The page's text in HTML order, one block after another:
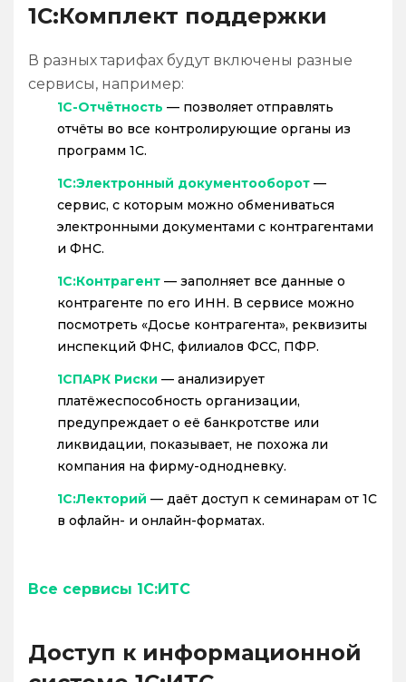
1С:Комплект поддержки
В разных тарифах будут включены разные
сервисы, например:
1С-Отчётность — позволяет отправлять
отчёты во все контролирующие органы из
программ 1С.
1С:Электронный документооборот —
сервис, с которым можно обмениваться
электронными документами с контрагентами
и ФНС.
1С:Контрагент — заполняет все данные о
контрагенте по его ИНН. В сервисе можно
посмотреть «Досье контрагента», реквизиты
инспекций ФНС, филиалов ФСС, ПФР.
1СПАРК Риски — анализирует
платёжеспособность организации,
предупреждает о её банкротстве или
ликвидации, показывает, не похожа ли
компания на фирму-однодневку.
1С:Лекторий — даёт доступ к семинарам от 1С
в офлайн- и онлайн-форматах.
Все сервисы 1С:ИТС
Доступ к информационной